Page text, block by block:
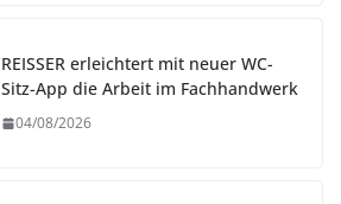
REISSER erleichtert mit neuer WC-
Sitz-App die Arbeit im Fachhandwerk
04/08/2026